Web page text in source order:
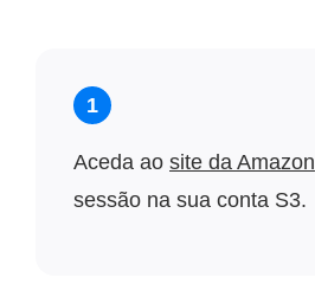
1
Aceda ao site da Amazon
sessão na sua conta S3.